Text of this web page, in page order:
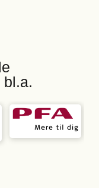
bl.a.